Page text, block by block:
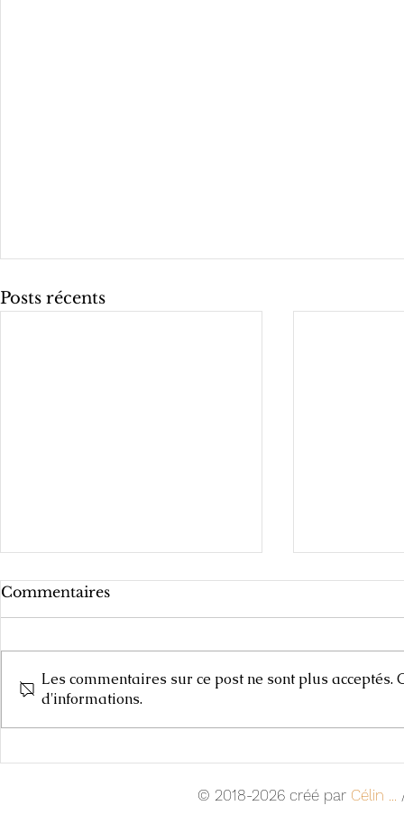
Posts récents
Cours d'Arts Plastiques,
Commentaires
Les commentaires sur ce post ne sont plus
d'informations.
© 2018-2026 créé par Célin ...